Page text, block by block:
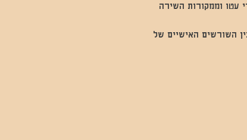
עטו וממקורות השירה
השורשים האישיים של